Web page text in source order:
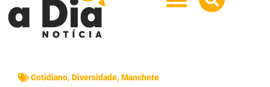
Cotidiano, Diversidade, Manchete